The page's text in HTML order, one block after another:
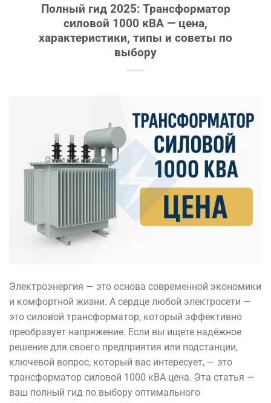
Полный гид 2025: Трансформатор
силовой 1000 кВА — цена,
характеристики, типы и советы по
выбору
Электроэнергия — это основа современной экономики
и комфортной жизни. А сердце любой электросети —
это силовой трансформатор, который эффективно
преобразует напряжение. Если вы ищете надёжное
решение для своего предприятия или подстанции,
ключевой вопрос, который вас интересует, — это
трансформатор силовой 1000 кВА цена. Эта статья —
ваш полный гид по выбору оптимального